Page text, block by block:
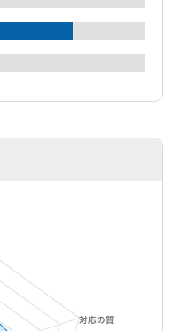
対応の質